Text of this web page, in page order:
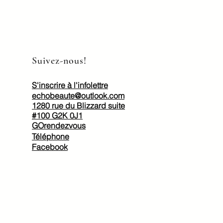
Suivez-nous!
S'inscrire à l'infolettre
echobeaute@outlook.com
1280 rue du Blizzard suite
#100 G2K 0J1
GOrendezvous
Téléphone
Facebook